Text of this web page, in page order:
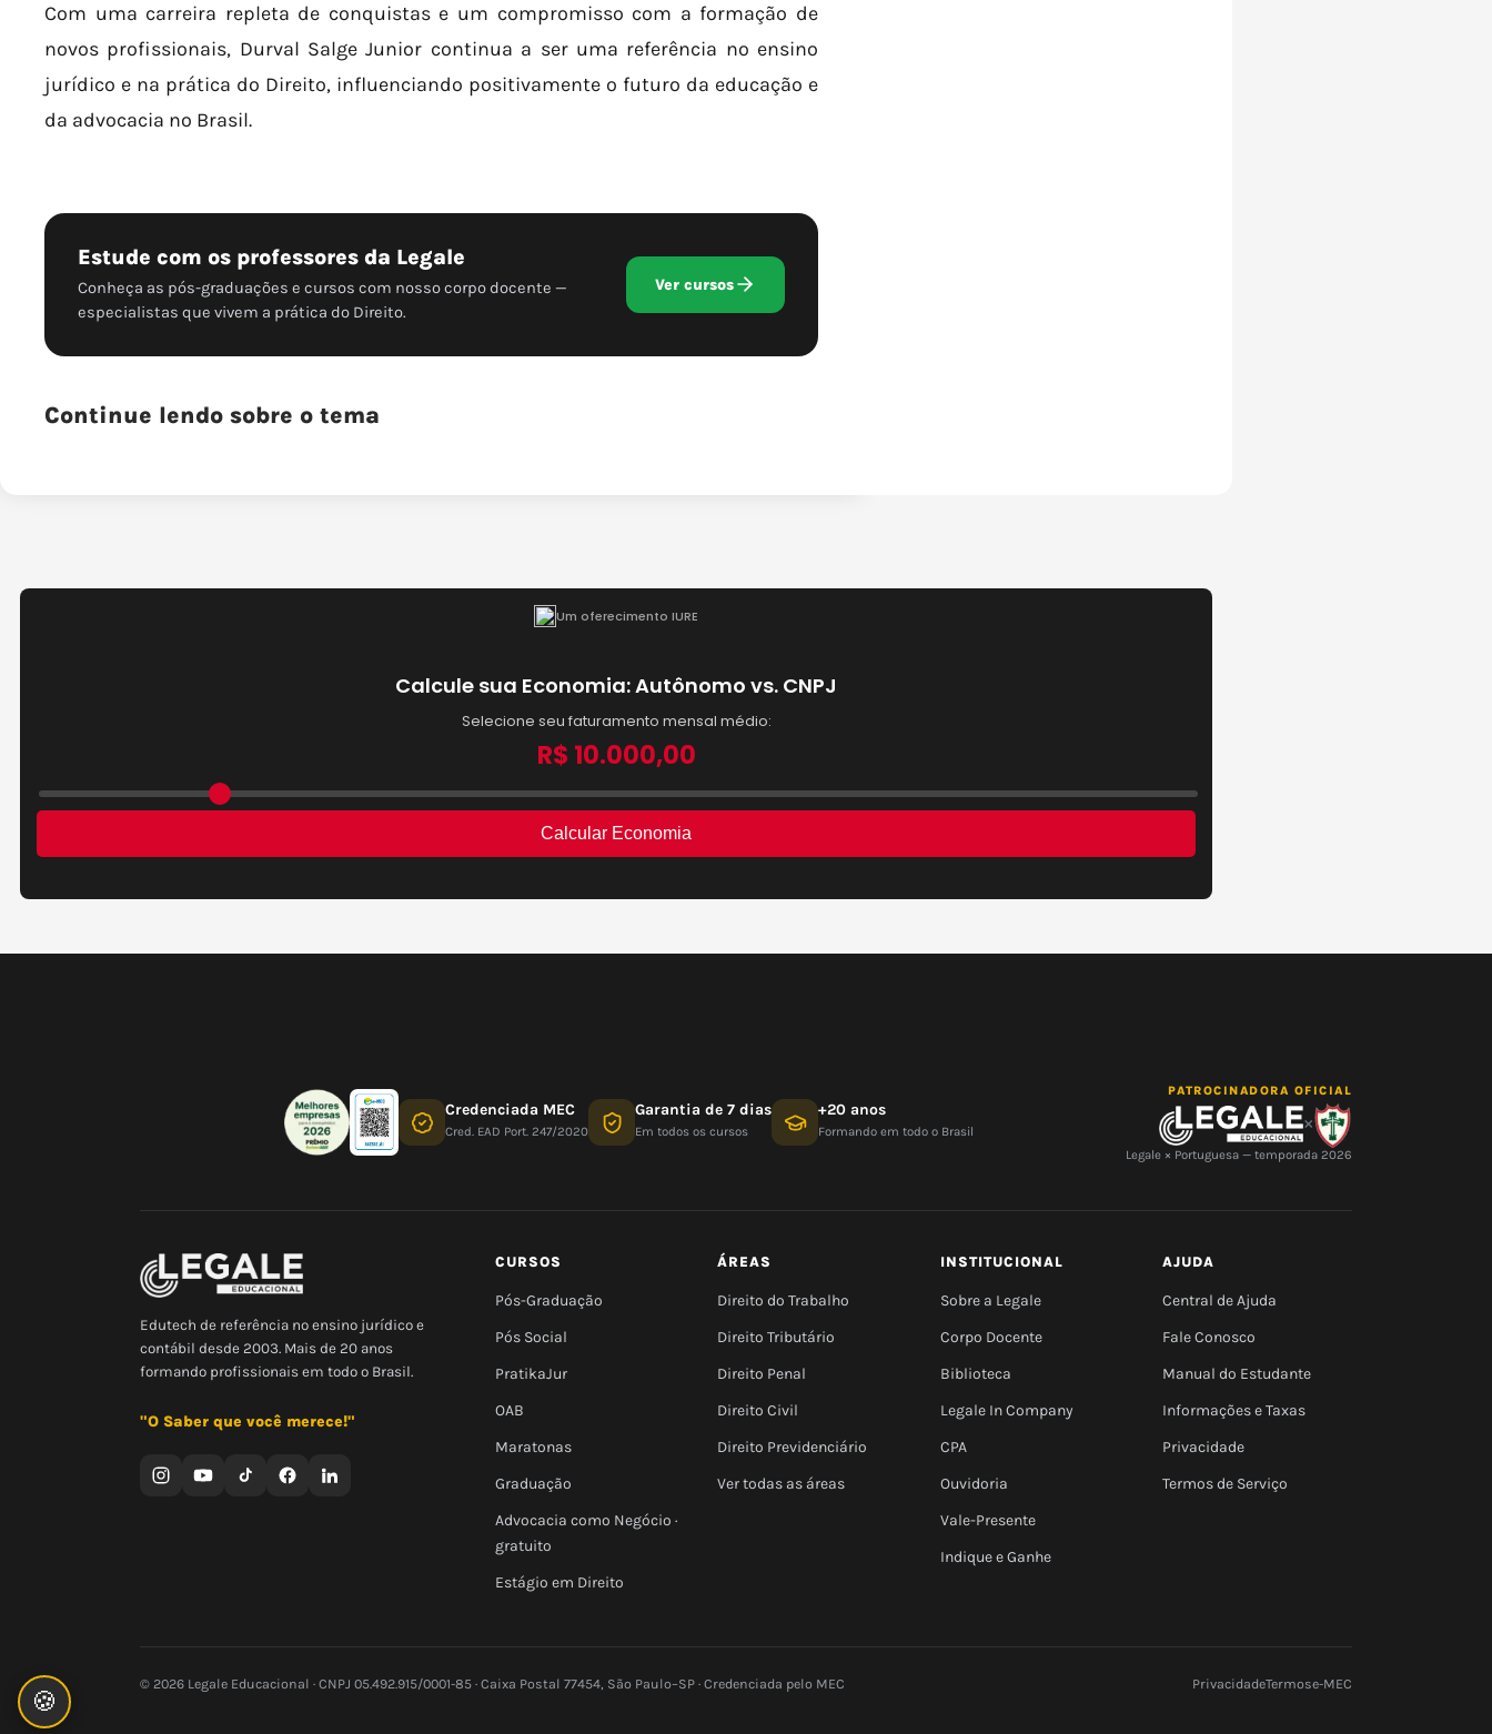
Com uma carreira repleta de conquistas e um compromisso com a formação de
novos profissionais, Durval Salge Junior continua a ser uma referência no ensino
jurídico e na prática do Direito, influenciando positivamente o futuro da educação e
da advocacia no Brasil.
Estude com os professores da Legale
Conheça as pós-graduações e cursos com nosso corpo docente —
especialistas que vivem a prática do Direito.
Ver cursos
Continue lendo sobre o tema
Credenciada MEC
Cred. EAD Port. 247/2020
Garantia de 7 dias
Em todos os cursos
+20 anos
Formando em todo o Brasil
PATROCINADORA OFICIAL
×
Legale × Portuguesa — temporada 2026
Edutech de referência no ensino jurídico e
contábil desde 2003. Mais de 20 anos
formando profissionais em todo o Brasil.
"O Saber que você merece!"
CURSOS
Pós-Graduação
Pós Social
PratikaJur
OAB
Maratonas
Graduação
Advocacia como Negócio ·
gratuito
Estágio em Direito
ÁREAS
Direito do Trabalho
Direito Tributário
Direito Penal
Direito Civil
Direito Previdenciário
Ver todas as áreas
INSTITUCIONAL
Sobre a Legale
Corpo Docente
Biblioteca
Legale In Company
CPA
Ouvidoria
Vale-Presente
Indique e Ganhe
AJUDA
Central de Ajuda
Fale Conosco
Manual do Estudante
Informações e Taxas
Privacidade
Termos de Serviço
© 2026 Legale Educacional · CNPJ 05.492.915/0001-85 · Caixa Postal 77454, São Paulo–SP · Credenciada pelo MEC PrivacidadeTermose-MEC
🍪